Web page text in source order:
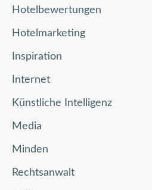
Hotelbewertungen
Hotelmarketing
Inspiration
Internet
Künstliche Intelligenz
Media
Minden
Rechtsanwalt